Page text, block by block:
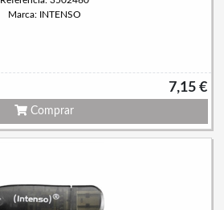
Marca: INTENSO
7,15 €
Comprar